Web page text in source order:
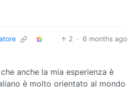
2 · 6 months ago
anche la mia esperienza è
è molto orientato al mondo